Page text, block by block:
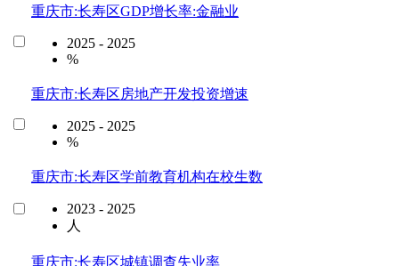
重庆市:长寿区GDP增长率:金融业
2025 - 2025
%
重庆市:长寿区房地产开发投资增速
2025 - 2025
%
重庆市:长寿区学前教育机构在校生数
2023 - 2025
人
重庆市:长寿区城镇调查失业率